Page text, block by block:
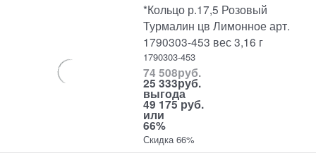
*Кольцо р.17,5 Розовый
Турмалин цв Лимонное арт.
1790303-453 вес 3,16 г
1790303-453
74 508руб.
25 333руб.
выгода
49 175 руб.
или
66%
Скидка 66%